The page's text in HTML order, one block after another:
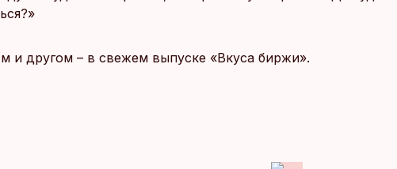
и другом – в свежем выпуске «Вкуса биржи».